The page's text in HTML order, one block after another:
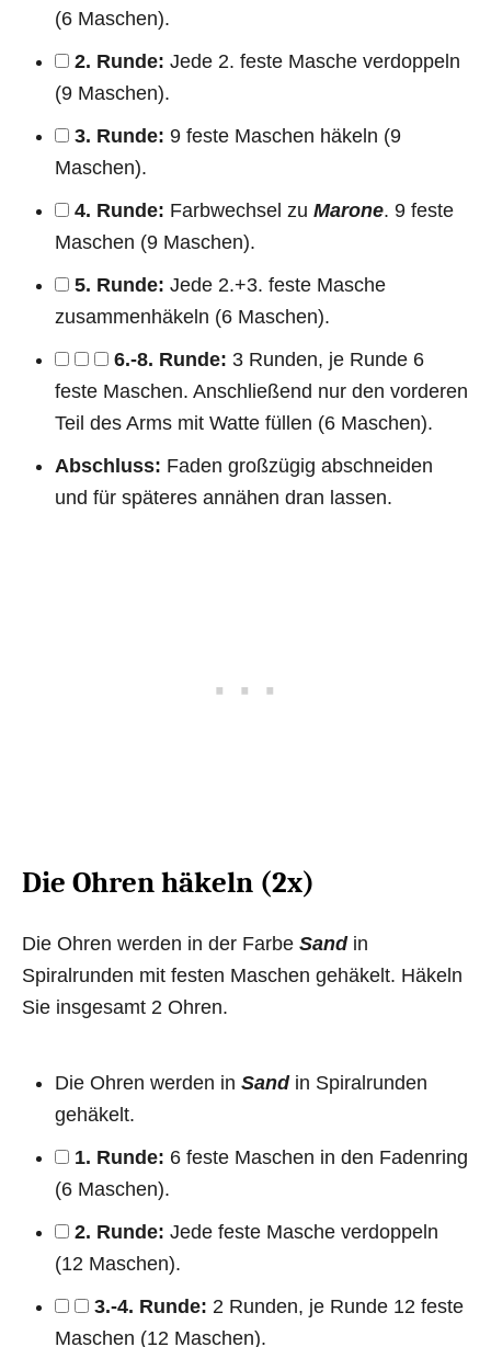
(6 Maschen).
2. Runde: Jede 2. feste Masche verdoppeln
(9 Maschen).
3. Runde: 9 feste Maschen häkeln (9
Maschen).
4. Runde: Farbwechsel zu Marone. 9 feste
Maschen (9 Maschen).
5. Runde: Jede 2.+3. feste Masche
zusammenhäkeln (6 Maschen).
6.-8. Runde: 3 Runden, je Runde 6
feste Maschen. Anschließend nur den vorderen
Teil des Arms mit Watte füllen (6 Maschen).
Abschluss: Faden großzügig abschneiden
und für späteres annähen dran lassen.
Die Ohren häkeln (2x)
Die Ohren werden in der Farbe Sandin
Spiralrunden mit festen Maschen gehäkelt. Häkeln
Sie insgesamt 2 Ohren.
Die Ohren werden in Sandin Spiralrunden
gehäkelt.
1. Runde: 6 feste Maschen in den Fadenring
(6 Maschen).
2. Runde: Jede feste Masche verdoppeln
(12 Maschen).
3.-4. Runde: 2 Runden, je Runde 12 feste
Maschen (12 Maschen).